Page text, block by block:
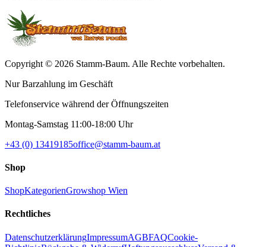
Copyright © 2026 Stamm-Baum. Alle Rechte vorbehalten.
Nur Barzahlung im Geschäft
Telefonservice während der Öffnungszeiten
Montag-Samstag 11:00-18:00 Uhr
+43 (0) 13419185office@stamm-baum.at
Shop
ShopKategorienGrowshop Wien
Rechtliches
DatenschutzerklärungImpressumAGBFAQCookie-